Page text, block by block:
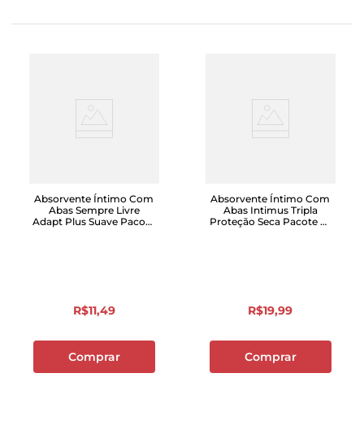
Absorvente Íntimo Com
Abas Sempre Livre
Adapt Plus Suave Pacote
R$11,49
Comprar
Absorvente Íntimo Com
Abas Intimus Tripla
Proteção Seca Pacote 32
R$19,99
Comprar